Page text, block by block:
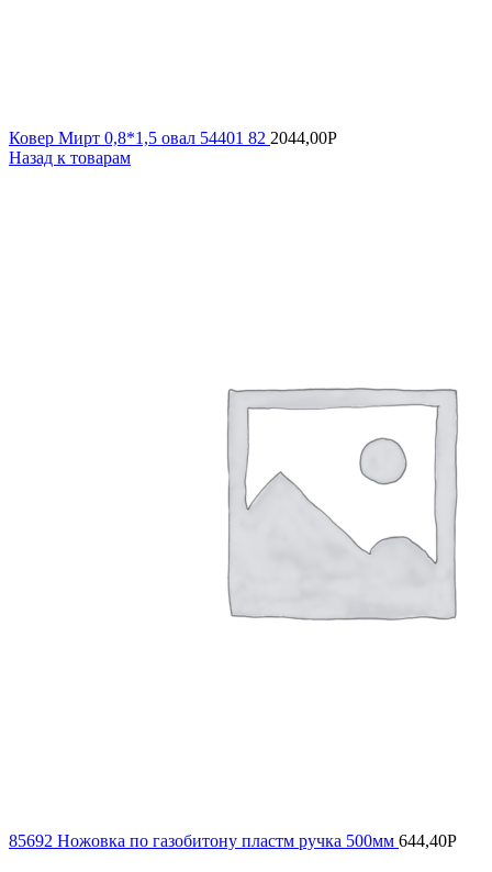
Ковер Мирт 0,8*1,5 овал 54401 82 2044,00Р
Назад к товарам
85692 Ножовка по газобитону пластм ручка 500мм 644,40Р